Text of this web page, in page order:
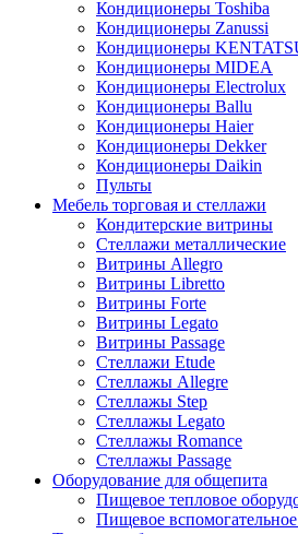
Кондиционеры Toshiba
Кондиционеры Zanussi
Кондиционеры
Кондиционеры MIDEA
Кондиционеры Electrolux
Кондиционеры Ballu
Кондиционеры Haier
Кондиционеры Dekker
Кондиционеры Daikin
Пульты
Мебель торговая и стеллажи
Кондитерские витрины
Стеллажи металлические
Витрины Allegro
Витрины Libretto
Витрины Forte
Витрины Legato
Витрины Passage
Стеллажи Etude
Стеллажы Allegre
Стеллажы Step
Стеллажы Legato
Стеллажы Romance
Стеллажы Passage
Оборудование для общепита
Пищевое тепловое
Пищевое